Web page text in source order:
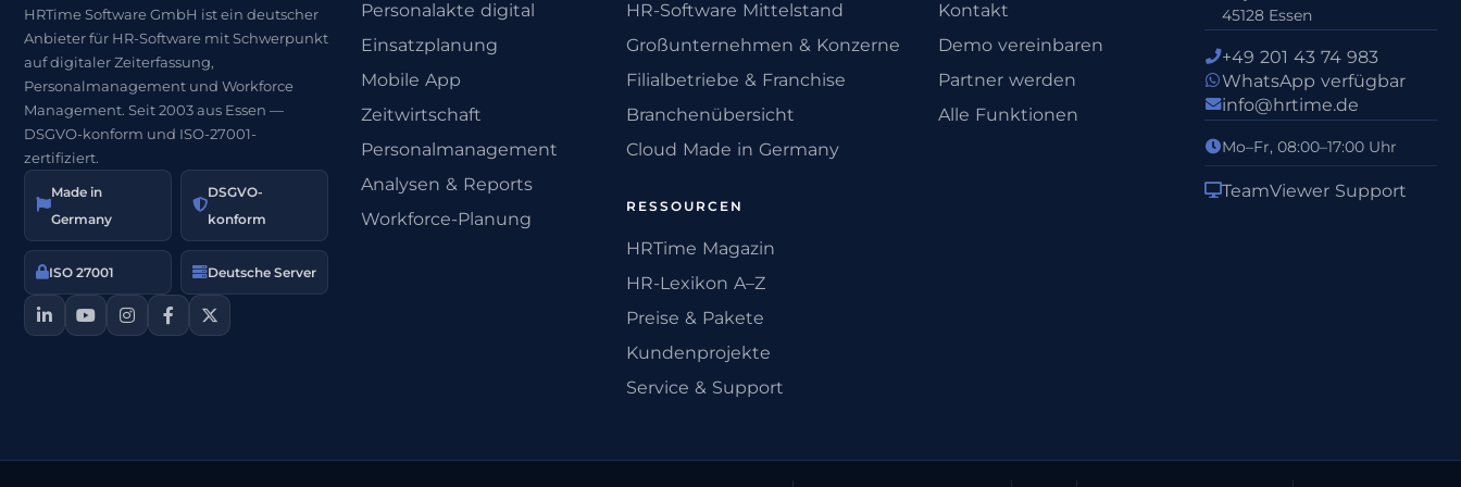
HRTime Software GmbH ist ein deutscher
Anbieter für HR-Software mit Schwerpunkt
auf digitaler Zeiterfassung,
Personalmanagement und Workforce
Management. Seit 2003 aus Essen —
DSGVO-konform und ISO-27001-
zertifiziert.
Made in
Germany
DSGVO-
konform
ISO 27001 Deutsche Server
Personalakte digital
Einsatzplanung
Mobile App
Zeitwirtschaft
Personalmanagement
Analysen & Reports
Workforce-Planung
HR-Software Mittelstand
Großunternehmen & Konzerne
Filialbetriebe & Franchise
Branchenübersicht
Cloud Made in Germany
RESSOURCEN
HRTime Magazin
HR-Lexikon A–Z
Preise & Pakete
Kundenprojekte
Service & Support
Kontakt
Demo vereinbaren
Partner werden
Alle Funktionen
45128 Essen
+49 201 43 74 983
WhatsApp verfügbar
info@hrtime.de
Mo–Fr, 08:00–17:00 Uhr
TeamViewer Support